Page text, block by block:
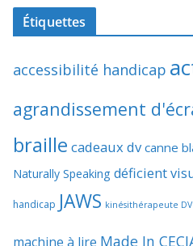
Étiquettes
accessibilité handicap
agrandissement
braille cadeaux dv canne
Naturally Speaking déficient
handicap JAWS kinésithérapeute DV
machine à lire Made In